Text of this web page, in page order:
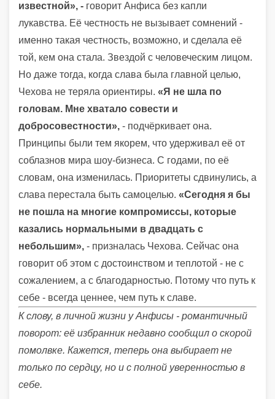
известной», - говорит Анфиса без капли
лукавства. Её честность не вызывает сомнений -
именно такая честность, возможно, и сделала её
той, кем она стала. Звездой с человеческим лицом.
Но даже тогда, когда слава была главной целью,
Чехова не теряла ориентиры. «Я не шла по
головам. Мне хватало совести и
добросовестности», - подчёркивает она.
Принципы были тем якорем, что удерживал её от
соблазнов мира шоу-бизнеса. С годами, по её
словам, она изменилась. Приоритеты сдвинулись, а
слава перестала быть самоцелью. «Сегодня я бы
не пошла на многие компромиссы, которые
казались нормальными в двадцать с
небольшим», - призналась Чехова. Сейчас она
говорит об этом с достоинством и теплотой - не с
сожалением, а с благодарностью. Потому что путь к
себе - всегда ценнее, чем путь к славе.
К слову, в личной жизни у Анфисы - романтичный
поворот: её избранник недавно сообщил о скорой
помолвке. Кажется, теперь она выбирает не
только по сердцу, но и с полной уверенностью в
себе.